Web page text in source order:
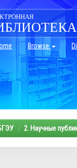
Browse
2. Научные